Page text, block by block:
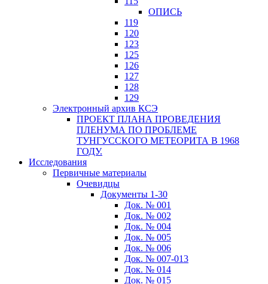
ОПИСЬ
119
120
123
125
126
127
128
129
Электронный архив КСЭ
ПРОЕКТ ПЛАНА ПРОВЕДЕНИЯ
ПЛЕНУМА ПО ПРОБЛЕМЕ
ТУНГУССКОГО МЕТЕОРИТА В 1968
ГОДУ.
Исследования
Первичные материалы
Очевидцы
Документы 1-30
Док. № 001
Док. № 002
Док. № 004
Док. № 005
Док. № 006
Док. № 007-013
Док. № 014
Док. № 015